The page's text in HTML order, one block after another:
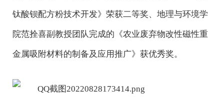
钛酸钡配方粉技术开发》荣获二等奖、地理与环境学
院范拴喜副教授团队完成的《农业废弃物改性磁性重
金属吸附材料的制备及应用推广》获优秀奖。